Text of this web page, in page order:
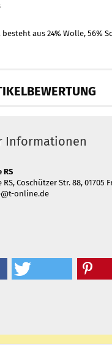
besteht aus 24% Wolle, 56%
Informationen
RS
RS, Coschützer Str. 88, 01705
online.de